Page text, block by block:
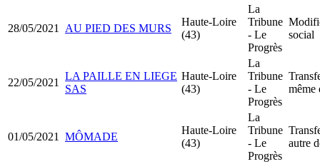
28/05/2021 AU PIED DES MURS
Haute-Loire
(43)
La
Tribune
- Le
Progrès
social
22/05/2021
LA PAILLE EN LIEGE
SAS
Haute-Loire
(43)
La
Tribune
- Le
Progrès
même
01/05/2021 MÔMADE
Haute-Loire
(43)
La
Tribune
- Le
Progrès
autre